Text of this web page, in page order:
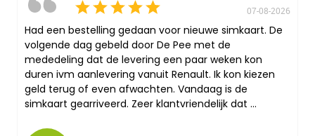
07-08-2026
Had een bestelling gedaan voor nieuwe simkaart. De
volgende dag gebeld door De Pee met de
mededeling dat de levering een paar weken kon
duren ivm aanlevering vanuit Renault. Ik kon kiezen
geld terug of even afwachten. Vandaag is de
simkaart gearriveerd. Zeer klantvriendelijk dat ...